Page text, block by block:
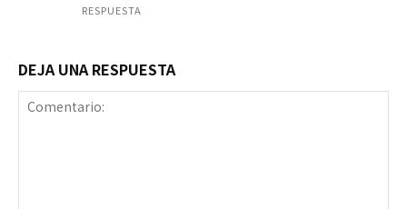
RESPUESTA
DEJA UNA RESPUESTA